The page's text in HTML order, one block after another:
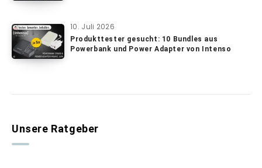
10. Juli 2026
Produkttester gesucht: 10 Bundles aus
Powerbank und Power Adapter von Intenso
Unsere Ratgeber